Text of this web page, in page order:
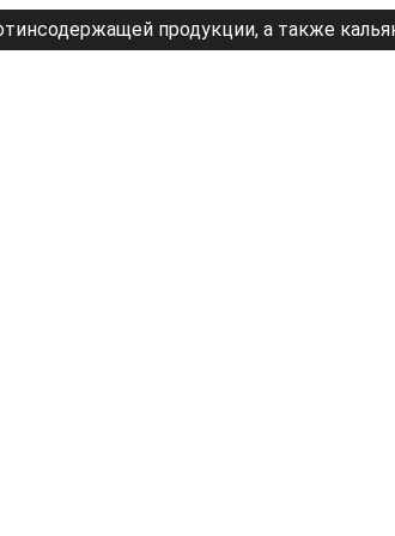
продукции, а также